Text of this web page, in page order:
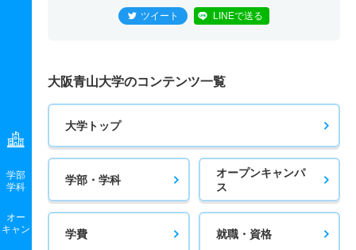
学部
学科
オー
キャン
ツイート LINEで送る
大阪青山大学のコンテンツ一覧
大学トップ
学部・学科
オープンキャンパ
ス
学費 就職・資格